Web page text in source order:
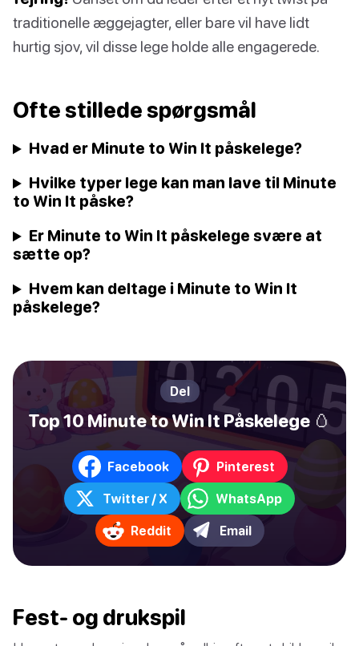
traditionelle æggejagter, eller bare vil have lidt
hurtig sjov, vil disse lege holde alle engagerede.
Ofte stillede spørgsmål
Hvad er Minute to Win It påskelege?
Hvilke typer lege kan man lave til Minute
to Win It påske?
Er Minute to Win It påskelege svære at
sætte op?
Hvem kan deltage i Minute to Win It
påskelege?
Del
Top 10 Minute to Win It Påskelege 🥚
Facebook Pinterest
Twitter / X WhatsApp
Reddit Email
Fest- og drukspil